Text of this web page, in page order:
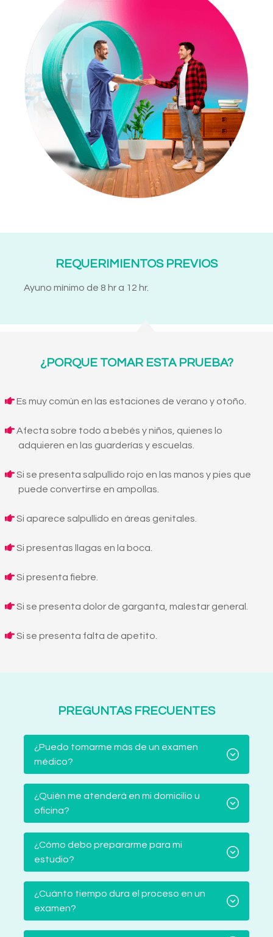
REQUERIMIENTOS PREVIOS
Ayuno mínimo de 8 hr a 12 hr.
¿PORQUE TOMAR ESTA PRUEBA?
Es muy común en las estaciones de verano y otoño.
Afecta sobre todo a bebés y niños, quienes lo
adquieren en las guarderías y escuelas.
Si se presenta salpullido rojo en las manos y pies que
puede convertirse en ampollas.
Si aparece salpullido en áreas genitales.
Si presentas llagas en la boca.
Si presenta fiebre.
Si se presenta dolor de garganta, malestar general.
Si se presenta falta de apetito.
PREGUNTAS FRECUENTES
¿Puedo tomarme más de un examen
médico?
¿Quién me atenderá en mi domicilio u
oficina?
¿Cómo debo prepararme para mi
estudio?
¿Cuánto tiempo dura el proceso en un
examen?